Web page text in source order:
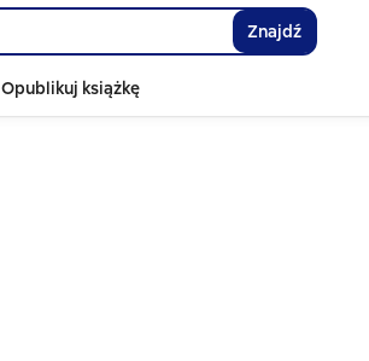
Znajdź
Opublikuj książkę